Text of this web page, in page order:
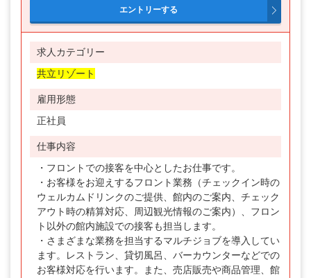
求人カテゴリー
共立リゾート
雇用形態
正社員
仕事内容
・フロントでの接客を中心としたお仕事です。
・お客様をお迎えするフロント業務（チェックイン時の
ウェルカムドリンクのご提供、館内のご案内、チェック
アウト時の精算対応、周辺観光情報のご案内）、フロン
ト以外の館内施設での接客も担当します。
・さまざまな業務を担当するマルチジョブを導入してい
ます。レストラン、貸切風呂、バーカウンターなどでの
お客様対応を行います。また、売店販売や商品管理、館